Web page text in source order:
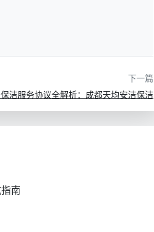
说明
下一篇
洁服务协议全解析：成都天均安洁保洁
南